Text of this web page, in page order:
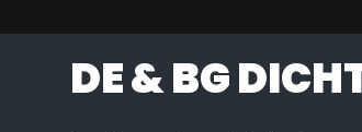
DIREKT ZUM INHALT
DE & BG